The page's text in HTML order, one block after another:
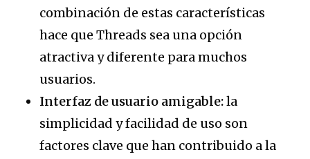
combinación de estas características
hace que Threads sea una opción
atractiva y diferente para muchos
usuarios.
Interfaz de usuario amigable:la
simplicidad y facilidad de uso son
factores clave que han contribuido a la